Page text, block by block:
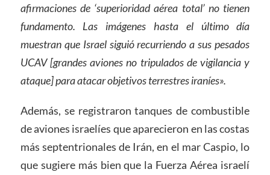
afirmaciones de ‘superioridad aérea total’ no tienen
fundamento. Las imágenes hasta el último día
muestran que Israel siguió recurriendo a sus pesados
UCAV [grandes aviones no tripulados de vigilancia y
ataque] para atacar objetivos terrestres iraníes».
Además, se registraron tanques de combustible
de aviones israelíes que aparecieron en las costas
más septentrionales de Irán, en el mar Caspio, lo
que sugiere más bien que la Fuerza Aérea israelí